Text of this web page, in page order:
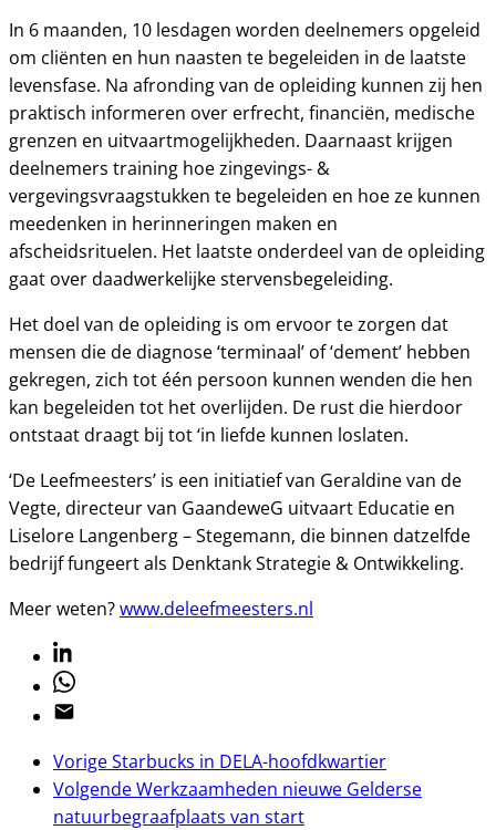
In 6 maanden, 10 lesdagen worden deelnemers opgeleid
om cliënten en hun naasten te begeleiden in de laatste
levensfase. Na afronding van de opleiding kunnen zij hen
praktisch informeren over erfrecht, financiën, medische
grenzen en uitvaartmogelijkheden. Daarnaast krijgen
deelnemers training hoe zingevings- &
vergevingsvraagstukken te begeleiden en hoe ze kunnen
meedenken in herinneringen maken en
afscheidsrituelen. Het laatste onderdeel van de opleiding
gaat over daadwerkelijke stervensbegeleiding.
Het doel van de opleiding is om ervoor te zorgen dat
mensen die de diagnose ‘terminaal’ of ‘dement’ hebben
gekregen, zich tot één persoon kunnen wenden die hen
kan begeleiden tot het overlijden. De rust die hierdoor
ontstaat draagt bij tot ‘in liefde kunnen loslaten.
‘De Leefmeesters’ is een initiatief van Geraldine van de
Vegte, directeur van GaandeweG uitvaart Educatie en
Liselore Langenberg – Stegemann, die binnen datzelfde
bedrijf fungeert als Denktank Strategie & Ontwikkeling.
Meer weten?www.deleefmeesters.nl
Linkedin
Whatsapp
Email
VorigeStarbucks in DELA-hoofdkwartier
VolgendeWerkzaamheden nieuwe Gelderse
natuurbegraafplaats van start